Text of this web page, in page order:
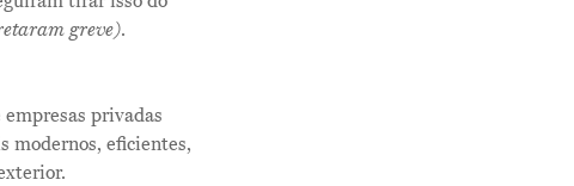
greve).
privadas
modernos, eficientes,